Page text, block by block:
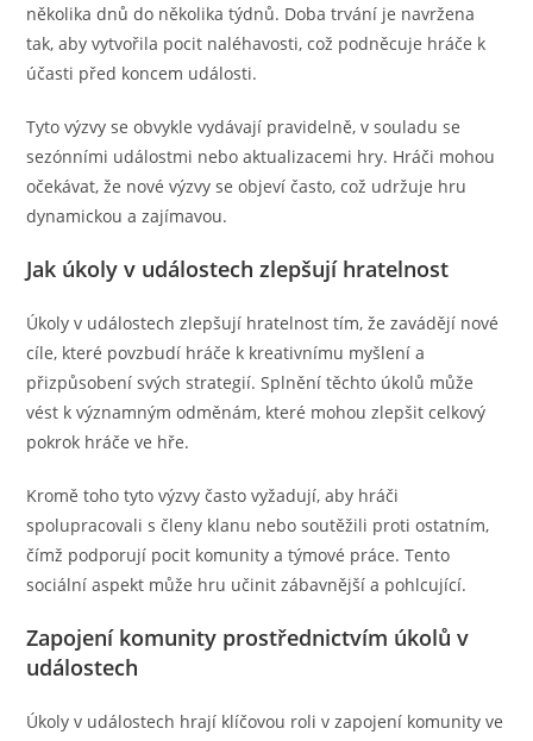
několika dnů do několika týdnů. Doba trvání je navržena
tak, aby vytvořila pocit naléhavosti, což podněcuje hráče k
účasti před koncem události.
Tyto výzvy se obvykle vydávají pravidelně, v souladu se
sezónními událostmi nebo aktualizacemi hry. Hráči mohou
očekávat, že nové výzvy se objeví často, což udržuje hru
dynamickou a zajímavou.
Jak úkoly v událostech zlepšují hratelnost
Úkoly v událostech zlepšují hratelnost tím, že zavádějí nové
cíle, které povzbudí hráče k kreativnímu myšlení a
přizpůsobení svých strategií. Splnění těchto úkolů může
vést k významným odměnám, které mohou zlepšit celkový
pokrok hráče ve hře.
Kromě toho tyto výzvy často vyžadují, aby hráči
spolupracovali s členy klanu nebo soutěžili proti ostatním,
čímž podporují pocit komunity a týmové práce. Tento
sociální aspekt může hru učinit zábavnější a pohlcující.
Zapojení komunity prostřednictvím úkolů v
událostech
Úkoly v událostech hrají klíčovou roli v zapojení komunity ve